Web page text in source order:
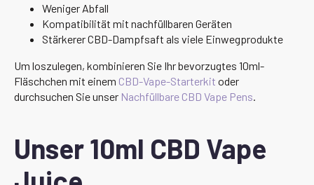
Weniger Abfall
Kompatibilität mit nachfüllbaren Geräten
Stärkerer CBD-Dampfsaft als viele Einwegprodukte
Um loszulegen, kombinieren Sie Ihr bevorzugtes 10ml-
Fläschchen mit einem CBD-Vape-Starterkit oder
durchsuchen Sie unser Nachfüllbare CBD Vape Pens.
Unser 10ml CBD Vape